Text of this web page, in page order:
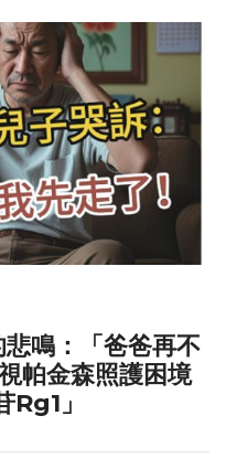
鳴：「爸爸再不
帕金森照護困境
」